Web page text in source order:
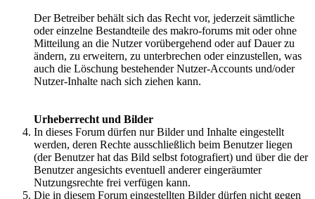
Der Betreiber behält sich das Recht vor, jederzeit sämtliche
oder einzelne Bestandteile des makro-forums mit oder ohne
Mitteilung an die Nutzer vorübergehend oder auf Dauer zu
ändern, zu erweitern, zu unterbrechen oder einzustellen, was
auch die Löschung bestehender Nutzer-Accounts und/oder
Nutzer-Inhalte nach sich ziehen kann.
Urheberrecht und Bilder
In dieses Forum dürfen nur Bilder und Inhalte eingestellt
werden, deren Rechte ausschließlich beim Benutzer liegen
(der Benutzer hat das Bild selbst fotografiert) und über die der
Benutzer angesichts eventuell anderer eingeräumter
Nutzungsrechte frei verfügen kann.
Die in diesem Forum eingestellten Bilder dürfen nicht gegen